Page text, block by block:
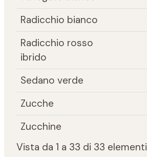
Radicchio bianco
Radicchio rosso
ibrido
Sedano verde
Zucche
Zucchine
Vista da 1 a 33 di 33 elementi